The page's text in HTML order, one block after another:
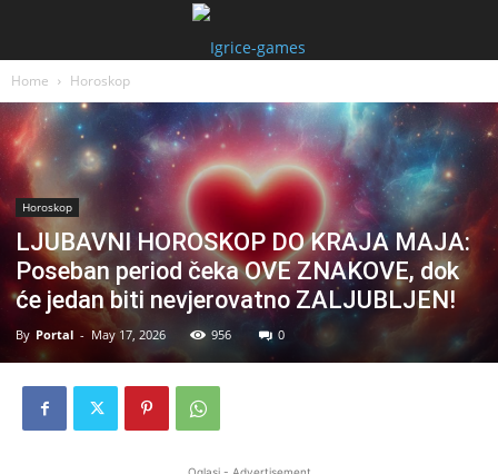
Home Horoskop
Horoskop
LJUBAVNI HOROSKOP DO KRAJA MAJA:
Poseban period čeka OVE ZNAKOVE, dok
će jedan biti nevjerovatno ZALJUBLJEN!
By Portal - May 17, 2026 956 0